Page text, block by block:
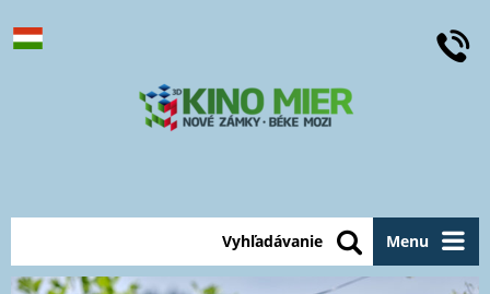
Menu
Vyhľadávanie